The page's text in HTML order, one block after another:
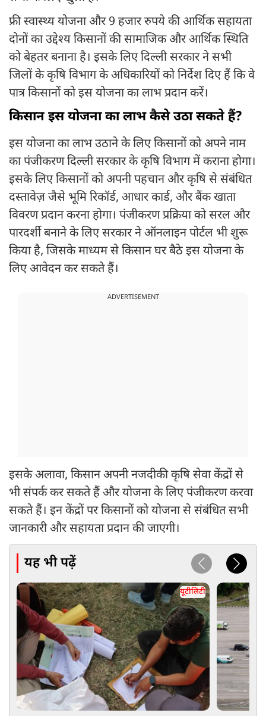
फ्री स्वास्थ्य योजना और 9 हजार रुपये की आर्थिक सहायता
दोनों का उद्देश्य किसानों की सामाजिक और आर्थिक स्थिति
को बेहतर बनाना है। इसके लिए दिल्ली सरकार ने सभी
जिलों के कृषि विभाग के अधिकारियों को निर्देश दिए हैं कि वे
पात्र किसानों को इस योजना का लाभ प्रदान करें।
किसान इस योजना का लाभ कैसे उठा सकते हैं?
इस योजना का लाभ उठाने के लिए किसानों को अपने नाम
का पंजीकरण दिल्ली सरकार के कृषि विभाग में कराना होगा।
इसके लिए किसानों को अपनी पहचान और कृषि से संबंधित
दस्तावेज़ जैसे भूमि रिकॉर्ड, आधार कार्ड, और बैंक खाता
विवरण प्रदान करना होगा। पंजीकरण प्रक्रिया को सरल और
पारदर्शी बनाने के लिए सरकार ने ऑनलाइन पोर्टल भी शुरू
किया है, जिसके माध्यम से किसान घर बैठे इस योजना के
लिए आवेदन कर सकते हैं।
ADVERTISEMENT
इसके अलावा, किसान अपनी नजदीकी कृषि सेवा केंद्रों से
भी संपर्क कर सकते हैं और योजना के लिए पंजीकरण करवा
सकते हैं। इन केंद्रों पर किसानों को योजना से संबंधित सभी
जानकारी और सहायता प्रदान की जाएगी।
यह भी पढ़ें
यूटीलिटी